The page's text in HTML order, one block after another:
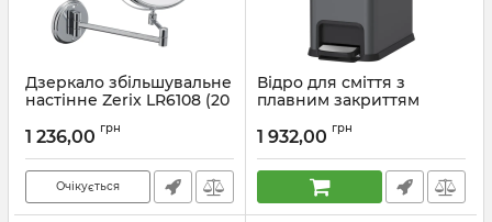
Дзеркало збільшувальне
настінне Zerix LR6108 (20
Артикул: ZX2712
1 236,00 грн
Очікується
Відро для сміття з
плавним закриттям
010108-07 8 л колір графіт
Артикул: KR5591
1 932,00 грн